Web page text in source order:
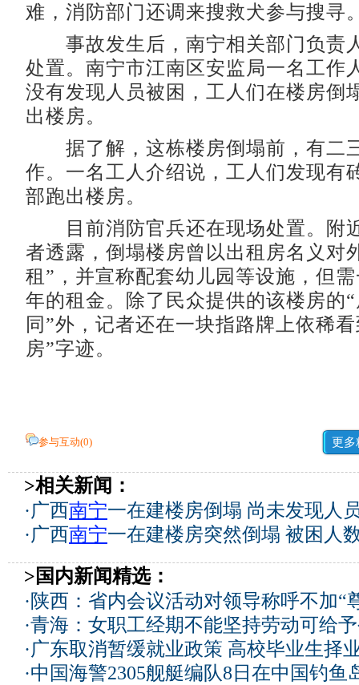
难，消防部门还调来搜救犬参与搜寻
事故发生后，南宁相关部门负责
处置。南宁市江南区安监局一名工作
没有发现人员被困，工人们在楼房倒
出楼房。
据了解，这栋楼房倒塌前，有二
作。一名工人介绍说，工人们发现有
部跑出楼房。
目前消防官兵还在现场处置。附
者透露，倒塌楼房曾以出租房名义对
租”，并宣称配套幼儿园等设施，但
年的租金。除了民众提供的该楼房的
同”外，记者还在一块指路牌上依稀
房”字迹。
参与互动(0) 更多
>相关新闻：
·广西南宁一在建楼房倒塌 尚未发现人
·广西南宁一在建楼房突然倒塌 被困人
>国内新闻精选：
· 陕西：省内会议活动对领导称呼不加“
·青海：女职工经期不能坚持劳动可给
·广东取消暂缓就业政策 高校毕业生择
·中国海警2305舰艇编队8日在中国钓鱼